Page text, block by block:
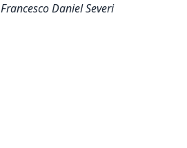
Francesco Daniel Severi